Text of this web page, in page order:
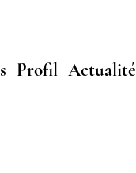
Profil Actualité